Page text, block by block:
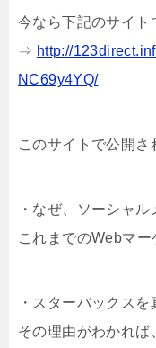
今なら下記のサイト
⇒ http://
NC69y4YQ/
このサイトで公開さ
・なぜ、ソーシャル
これまでのWebマ
・スターバックス
その理由がわかれば